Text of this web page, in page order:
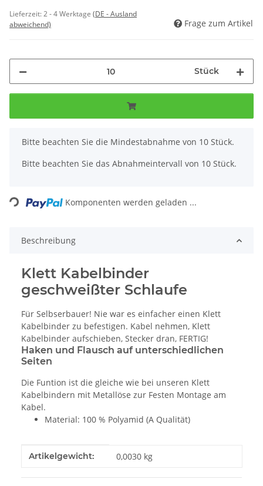
Lieferzeit:2 - 4 Werktage (DE - Ausland
abweichend)
Frage zum Artikel
Stück
x
Bitte beachten Sie die Mindestabnahme von 10 Stück.
Bitte beachten Sie das Abnahmeintervall von 10 Stück.
Loading... Komponenten werden geladen ...
Beschreibung
Klett Kabelbinder
geschweißter Schlaufe
Für Selbserbauer! Nie war es einfacher einen Klett
Kabelbinder zu befestigen. Kabel nehmen, Klett
Kabelbinder aufschieben, Stecker dran, FERTIG!
Haken und Flausch auf unterschiedlichen
Seiten
Die Funtion ist die gleiche wie bei unseren Klett
Kabelbindern mit Metallöse zur Festen Montage am
Kabel.
Material: 100 % Polyamid (A Qualität)
Produkteigenschaft
Wert
Artikelgewicht: 0,0030 kg